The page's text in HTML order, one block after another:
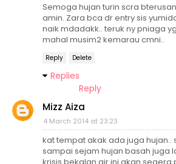
Semoga hujan turin scra
amin. Zara bca dr entry sis
naik mdadakk.. teruk ny pniaga
mahal musim2 kemarau cmni..
Reply Delete
Replies
Reply
Mizz Aiza
4 March 2014 at 23:23
kat tempat akak ada juga hujan..
sampai sejam hujan basah juga